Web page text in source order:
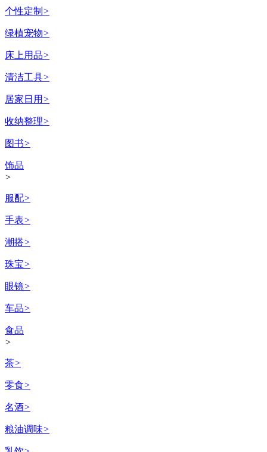
个性定制 >
绿植宠物>
床上用品>
清洁工具>
居家日用 >
收纳整理>
图书>
饰品
>
服配>
手表>
潮搭>
珠宝>
眼镜>
车品>
食品
>
茶>
零食>
名酒>
粮油调味>